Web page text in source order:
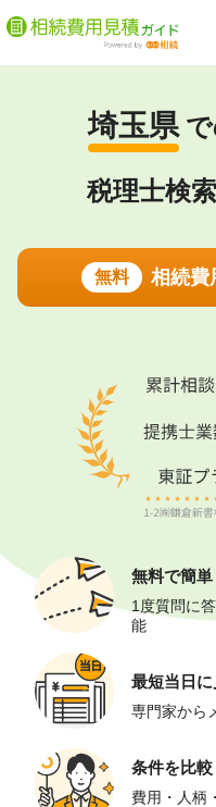
埼玉県
税理士検
無料 相続費
無料で簡単
1度質問に
能
最短当日に
専門家から
条件を比較
費用・人柄